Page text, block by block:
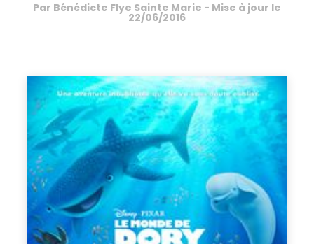
Par Bénédicte Flye Sainte Marie - Mise à jour le
22/06/2016